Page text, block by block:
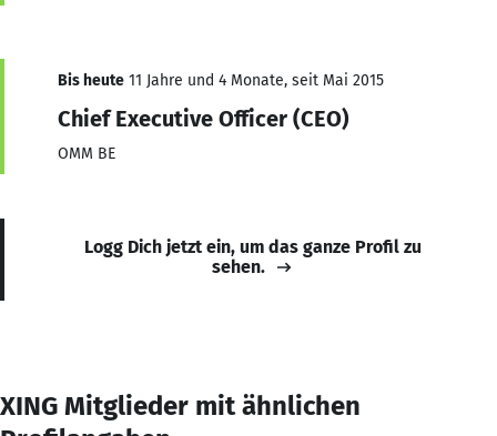
Bis heute 11 Jahre und 4 Monate, seit Mai 2015
Chief Executive Officer (CEO)
OMM BE
Logg Dich jetzt ein, um das ganze Profil zu
sehen.
XING Mitglieder mit ähnlichen